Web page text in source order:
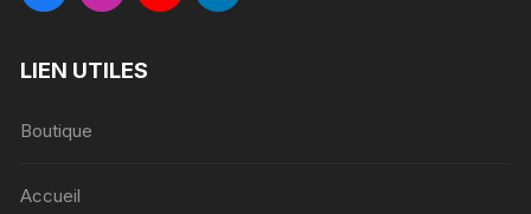
LIEN UTILES
Boutique
Accueil